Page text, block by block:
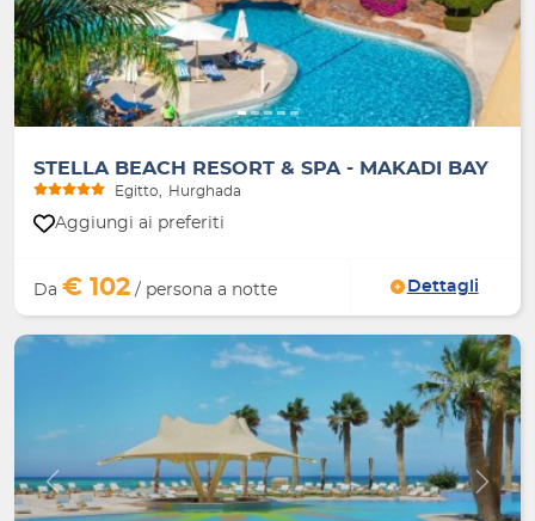
STELLA BEACH RESORT & SPA - MAKADI BAY
Egitto Hurghada
Aggiungi ai preferiti
Da € 102 / persona a notte Dettagli
Indietro Avanti